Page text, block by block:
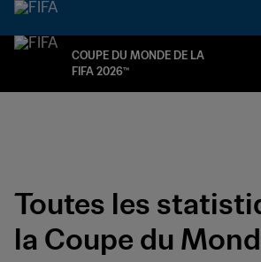
COUPE DU MONDE DE LA
FIFA 2026™
Toutes les
la Coupe du